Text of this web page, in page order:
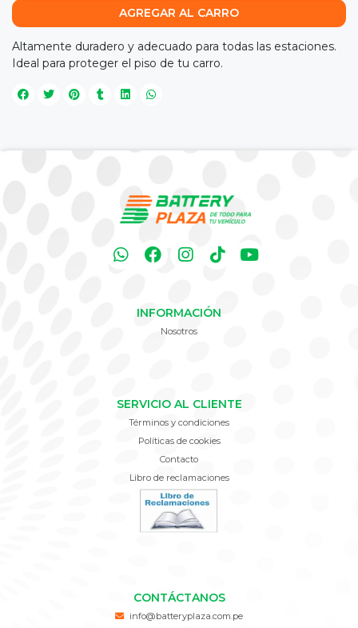
AGREGAR AL CARRO
Altamente duradero y adecuado para todas las estaciones.
Ideal para proteger el piso de tu carro.
INFORMACIÓN
Nosotros
SERVICIO AL CLIENTE
Términos y condiciones
Políticas de cookies
Contacto
Libro de reclamaciones
CONTÁCTANOS
info@batteryplaza.com.pe